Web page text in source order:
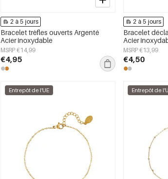
2 à 5 jours
Bracelet trèfles ouverts Argenté
Acier inoxydable
MSRP €14,99
€4,95
2 à 5 jours
Bracelet
Acier
MSRP €13,99
€4,50
Entrepôt de l'UE Entrepôt de